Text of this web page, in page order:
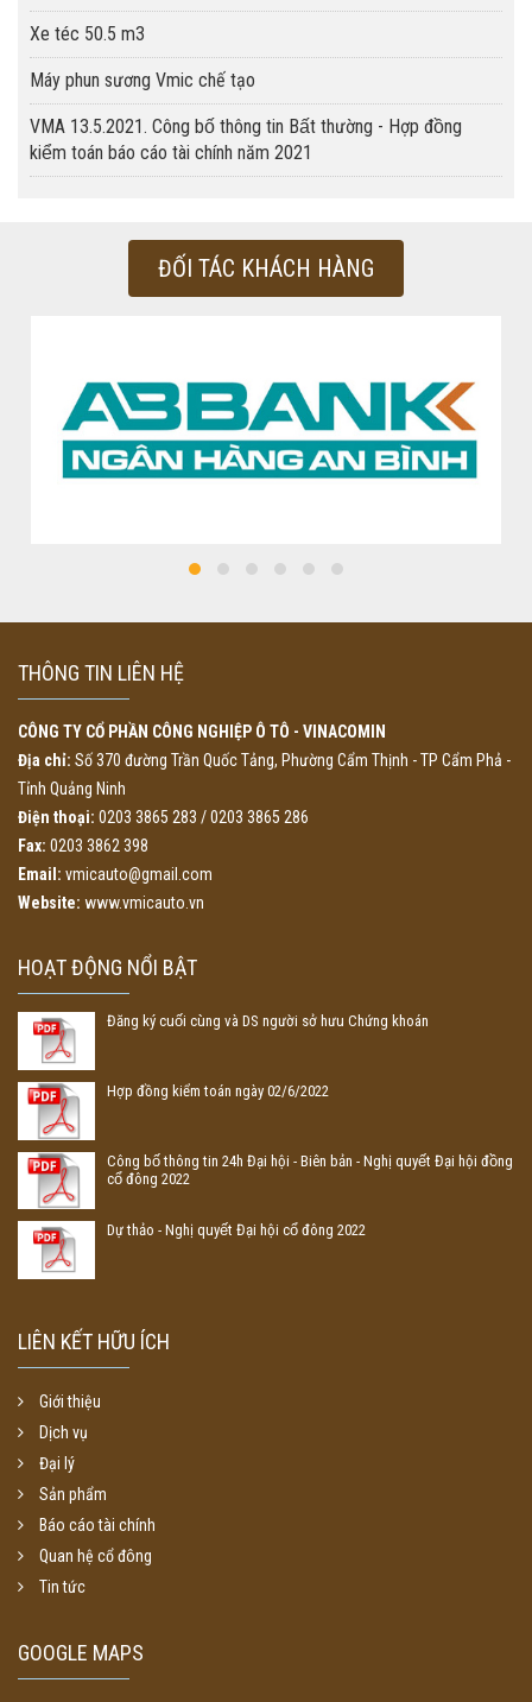
Xe téc 50.5 m3
Máy phun sương Vmic chế tạo
VMA 13.5.2021. Công bố thông tin Bất thường - Hợp đồng
kiểm toán báo cáo tài chính năm 2021
ĐỐI TÁC KHÁCH HÀNG
THÔNG TIN LIÊN HỆ
CÔNG TY CỔ PHẦN CÔNG NGHIỆP Ô TÔ - VINACOMIN
Địa chỉ: Số 370 đường Trần Quốc Tảng, Phường Cẩm Thịnh - TP Cẩm Phả -
Tỉnh Quảng Ninh
Điện thoại: 0203 3865 283 / 0203 3865 286
Fax: 0203 3862 398
Email: vmicauto@gmail.com
Website: www.vmicauto.vn
HOẠT ĐỘNG NỔI BẬT
Đăng ký cuối cùng và DS người sở hưu Chứng khoán
Hợp đồng kiểm toán ngày 02/6/2022
Công bố thông tin 24h Đại hội - Biên bản - Nghị quyết Đại hội đồng
cổ đông 2022
Dự thảo - Nghị quyết Đại hội cổ đông 2022
LIÊN KẾT HỮU ÍCH
Giới thiệu
Dịch vụ
Đại lý
Sản phẩm
Báo cáo tài chính
Quan hệ cổ đông
Tin tức
GOOGLE MAPS